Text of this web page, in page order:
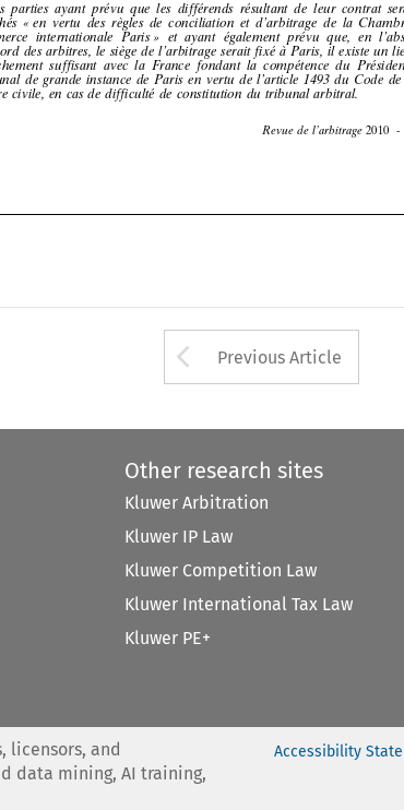


Arrow button
Previous Article
Other research sites
Kluwer Arbitration
Kluwer IP Law
Kluwer Competition Law
Kluwer International Tax Law
Kluwer PE+
licensors, and
data mining, AI training,
Accessibility